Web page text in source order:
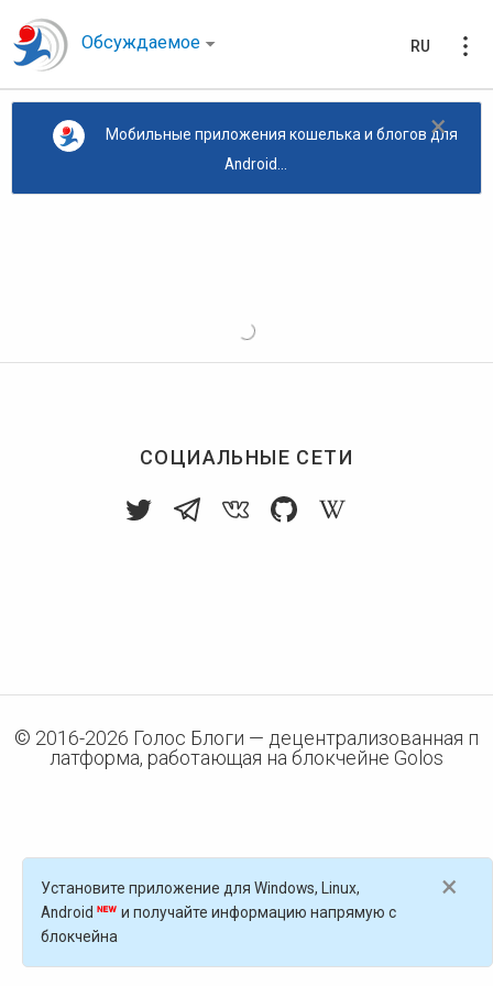
Обсуждаемое RU
×
Мобильные приложения кошелька и блогов для
Android...
СОЦИАЛЬНЫЕ СЕТИ
© 2016-2026 Голос Блоги — децентрализованная п
латформа, работающая на блокчейне Golos
×
Установите приложение для Windows, Linux,
Android
и получайте информацию напрямую с
блокчейна